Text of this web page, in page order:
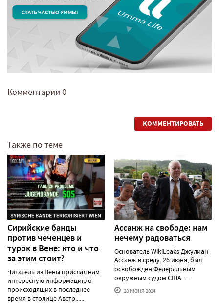
Комментарии 0
КОММЕНТИРОВАТЬ
Также по теме
Сирийские банды
против чеченцев и
турок в Вене: кто и что
за этим стоит?
Читатель из Вены прислал нам
интересную информацию о
происходящих в последнее
время в столице Австр......
Ассанж на свободе: нам
нечему радоваться
Основатель WikiLeaks Джулиан
Ассанж в среду, 26 июня, был
освобожден Федеральным
окружным судом США......
28 ИЮНЯ'2024